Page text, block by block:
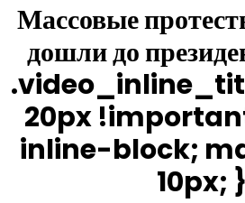
Массовые
дошли до
20px
inline-block;
10px; }